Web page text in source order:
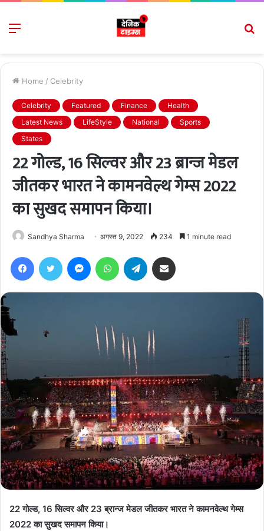
Menu
Home / Celebrity
Celebrity Featured Finance
Health
Latest News
LifeStyle National
Sports
States
22 गोल्ड, 16 सिल्वर और 23 ब्रान्ज मेडल
जीतकर भारत ने कामनवेल्थ गेम्स 2022
का सुखद समापन किया।
Sandhya Sharma अगस्त 9, 2022 234 1 minute read
FacebookTwitter MessengerWhatsAppTelegram
22 गोल्ड, 16 सिल्वर और 23 ब्रान्ज मेडल जीतकर भारत ने कामनवेल्थ गेम्स
2022 का सुखद समापन किया।